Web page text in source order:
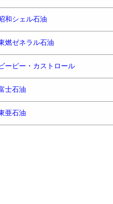
和シェル石油
燃ゼネラル石油
ーピー・カストロール
士石油
亜石油